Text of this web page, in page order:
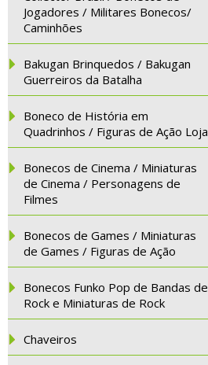
Jogadores / Militares Bonecos/
Caminhões
Bakugan Brinquedos / Bakugan
Guerreiros da Batalha
Boneco de História em
Quadrinhos / Figuras de Ação Loja
Bonecos de Cinema / Miniaturas
de Cinema / Personagens de
Filmes
Bonecos de Games / Miniaturas
de Games / Figuras de Ação
Bonecos Funko Pop de Bandas de
Rock e Miniaturas de Rock
Chaveiros